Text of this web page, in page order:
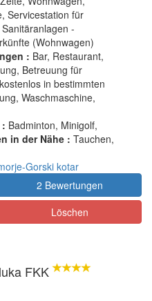
Servicestation für
-
(Wohnwagen)
: Bar, Restaurant,
Betreuung für
in bestimmten
Waschmaschine,
Badminton, Minigolf,
in der Nähe : Tauchen,
Gorski kotar
2 Bewertungen
Löschen
FKK